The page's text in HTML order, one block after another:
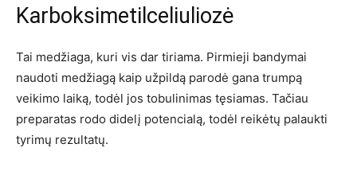
Karboksimetilceliuliozė
Tai medžiaga, kuri vis dar tiriama. Pirmieji bandymai
naudoti medžiagą kaip užpildą parodė gana trumpą
veikimo laiką, todėl jos tobulinimas tęsiamas. Tačiau
preparatas rodo didelį potencialą, todėl reikėtų palaukti
tyrimų rezultatų.